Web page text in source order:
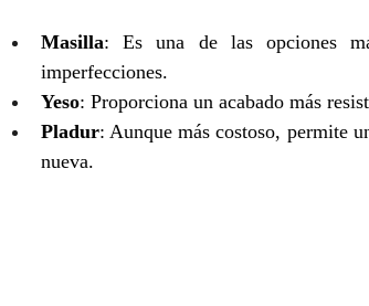
Masilla: Es una de las opciones
imperfecciones.
Yeso: Proporciona un acabado más
Pladur: Aunque más costoso, permite
nueva.